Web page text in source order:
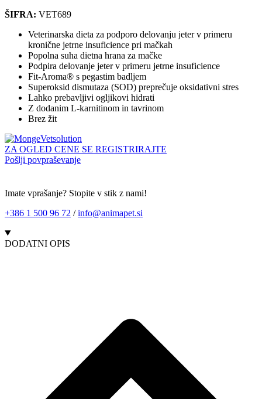
ŠIFRA: VET689
Veterinarska dieta za podporo delovanju jeter v primeru
kronične jetrne insuficience pri mačkah
Popolna suha dietna hrana za mačke
Podpira delovanje jeter v primeru jetrne insuficience
Fit-Aroma® s pegastim badljem
Superoksid dismutaza (SOD) preprečuje oksidativni stres
Lahko prebavljivi ogljikovi hidrati
Z dodanim L-karnitinom in tavrinom
Brez žit
ZA OGLED CENE SE REGISTRIRAJTE
Pošlji povpraševanje
Imate vprašanje? Stopite v stik z nami!
+386 1 500 96 72 /info@animapet.si
DODATNI OPIS